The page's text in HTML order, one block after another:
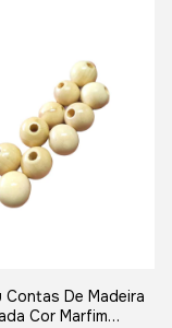
Contas De Madeira
Cor Marfim